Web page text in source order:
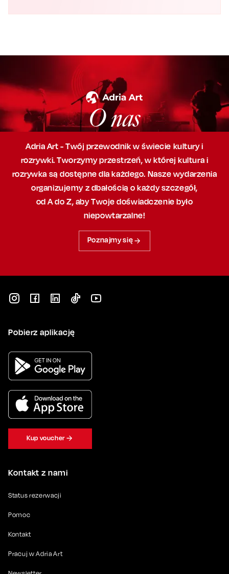
O nas
Adria Art - Twój przewodnik w świecie kultury i
rozrywki. Tworzymy przestrzeń,w której kultura i
rozrywka są dostępne dla każdego. Nasze wydarzenia
organizujemy z dbałością o każdy szczegół,
od A do Z, abyTwoje doświadczenie było
niepowtarzalne!
Poznajmy się
Kontakt z nami
Status rezerwacji
Pomoc
Kontakt
Pracuj w Adria Art
Pobierz aplikację
Kup voucher